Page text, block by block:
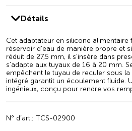
Détails
Cet adaptateur en silicone alimentaire
réservoir d’eau de manière propre et
réduit de 27,5 mm, il s’insère dans
s’adapte aux tuyaux de 16 à 20 mm.
empêchent le tuyau de reculer sous la
intégré garantit un écoulement fluide.
ingénieux, conçu pour rendre vos
N° d’art.: TCS-02900